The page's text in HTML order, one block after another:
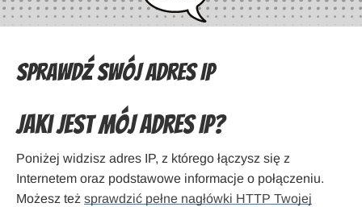
Sprawdź swój adres IP
Jaki jest mój adres IP?
Poniżej widzisz adres IP, z którego łączysz się z
Internetem oraz podstawowe informacje o połączeniu.
Możesz też sprawdzić pełne nagłówki HTTP Twojej